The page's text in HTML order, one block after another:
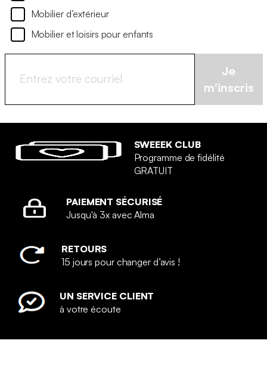
Mobilier d’extérieur
Mobilier et loisirs pour enfants
Je
m'inscris
SWEEEK CLUB
Programme de fidélité
GRATUIT
PAIEMENT SÉCURISÉ
Jusqu'à 3x avec Alma
RETOURS
15 jours pour changer d’avis !
UN SERVICE CLIENT
à votre écoute